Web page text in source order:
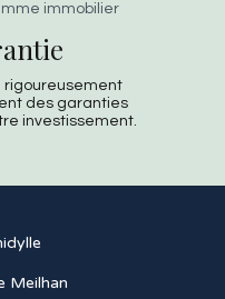
rigoureusement
des garanties
investissement.
Meilhan